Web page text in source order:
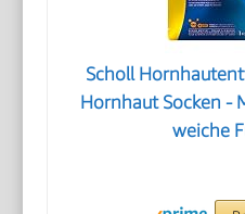
Scholl
Hornhaut Socken -
weiche